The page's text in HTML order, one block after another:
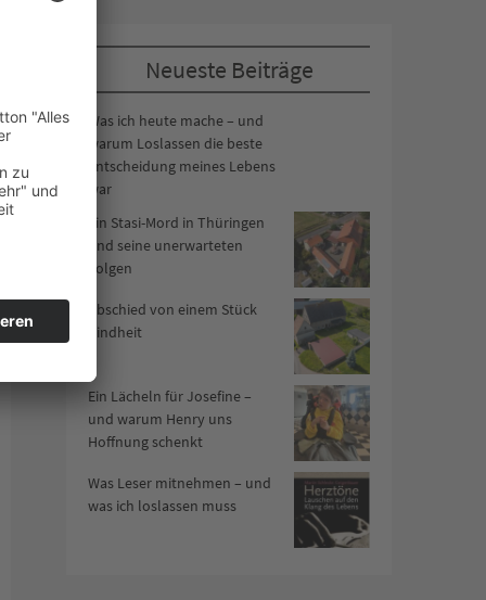
Neueste Beiträge
Was ich heute mache – und
warum Loslassen die beste
Entscheidung meines Lebens
war
Ein Stasi-Mord in Thüringen
und seine unerwarteten
Folgen
Abschied von einem Stück
Kindheit
Ein Lächeln für Josefine –
und warum Henry uns
Hoffnung schenkt
Was Leser mitnehmen – und
was ich loslassen muss